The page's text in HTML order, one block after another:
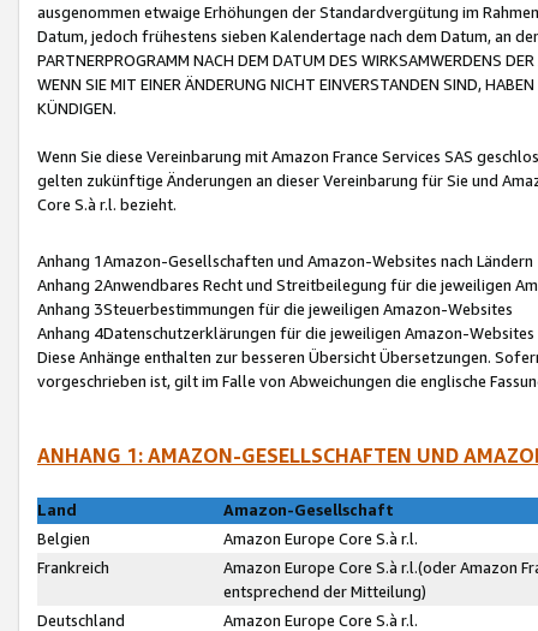
ausgenommen etwaige Erhöhungen der Standardvergütung im
Datum, jedoch frühestens sieben Kalendertage nach dem Datum, an
PARTNERPROGRAMM NACH DEM DATUM DES WIRKSAMWERDENS
WENN SIE MIT EINER ÄNDERUNG NICHT EINVERSTANDEN SIND,
KÜNDIGEN.
Wenn Sie diese Vereinbarung mit Amazon France Services SAS
gelten zukünftige Änderungen an dieser Vereinbarung für Sie und
Core S.à r.l. bezieht.
Anhang 1Amazon-Gesellschaften und Amazon-Websites nach Ländern
Anhang 2Anwendbares Recht und Streitbeilegung für die jeweiligen
Anhang 3Steuerbestimmungen für die jeweiligen Amazon-Websites
Anhang 4Datenschutzerklärungen für die jeweiligen Amazon-Websites
Diese Anhänge enthalten zur besseren Übersicht Übersetzungen.
vorgeschrieben ist, gilt im Falle von Abweichungen die englische
ANHANG 1: AMAZON-GESELLSCHAFTEN UND
Land
Amazon-Gesellschaft
Belgien
Amazon Europe Core S.à r.l.
Frankreich
Amazon Europe Core S.à r.l.(oder Amazon
entsprechend der Mitteilung)
Deutschland
Amazon Europe Core S.à r.l.